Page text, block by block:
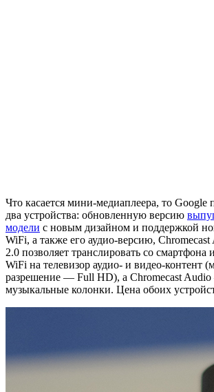
Что касается мини-медиаплеера, то Google
два устройства: обновленную версию
модели с новым дизайном и поддержкой
WiFi, а также его аудио-версию, Chromecast
2.0 позволяет транслировать со
WiFi на телевизор аудио- и видео-контент
разрешение — Full HD), а Chromecast
музыкальные колонки. Цена обоих